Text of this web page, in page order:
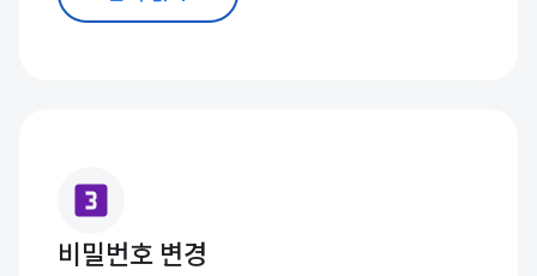
looks_3
비밀번호 변경